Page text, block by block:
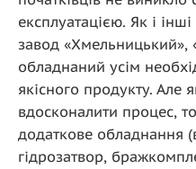
експлуатацією. Як і
завод
обладнаний усім
якісного продукту. Але
вдосконалити процес,
додаткове обладнання
гідрозатвор,